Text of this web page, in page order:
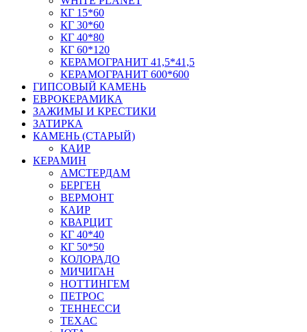
КГ 15*60
КГ 30*60
КГ 40*80
КГ 60*120
КЕРАМОГРАНИТ 41,5*41,5
КЕРАМОГРАНИТ 600*600
ГИПСОВЫЙ КАМЕНЬ
ЕВРОКЕРАМИКА
ЗАЖИМЫ И КРЕСТИКИ
ЗАТИРКА
КАМЕНЬ (СТАРЫЙ)
КАИР
КЕРАМИН
АМСТЕРДАМ
БЕРГЕН
ВЕРМОНТ
КАИР
КВАРЦИТ
КГ 40*40
КГ 50*50
КОЛОРАДО
МИЧИГАН
НОТТИНГЕМ
ПЕТРОС
ТЕННЕССИ
ТЕХАС